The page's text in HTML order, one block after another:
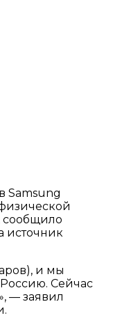
Samsung
сообщило
источник
и мы
Сейчас
— заявил